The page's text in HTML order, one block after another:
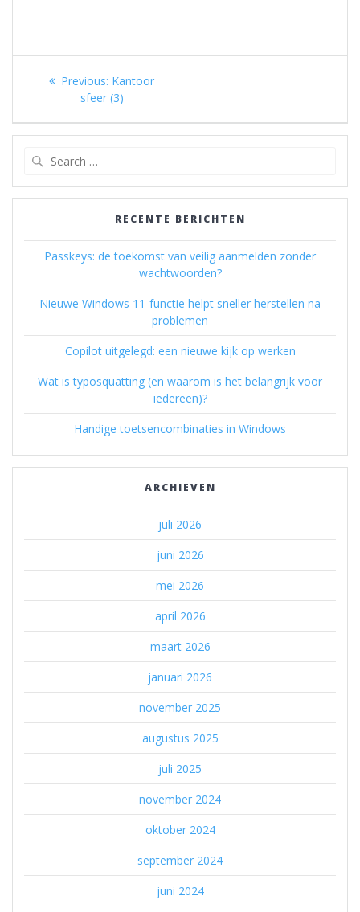
Berichtnavigatie
Previous: Previous
post:
Kantoor
sfeer (3)
RECENTE BERICHTEN
Passkeys: de toekomst van veilig aanmelden zonder
wachtwoorden?
Nieuwe Windows 11-functie helpt sneller herstellen na
problemen
Copilot uitgelegd: een nieuwe kijk op werken
Wat is typosquatting (en waarom is het belangrijk voor
iedereen)?
Handige toetsencombinaties in Windows
ARCHIEVEN
juli 2026
juni 2026
mei 2026
april 2026
maart 2026
januari 2026
november 2025
augustus 2025
juli 2025
november 2024
oktober 2024
september 2024
juni 2024